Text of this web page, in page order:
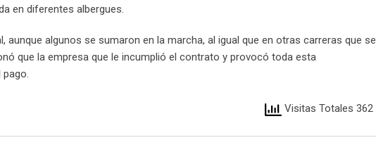
en diferentes albergues.
algunos se sumaron en la marcha, al igual que en otras carreras que se
que la empresa que le incumplió el contrato y provocó toda esta
Visitas Totales 362